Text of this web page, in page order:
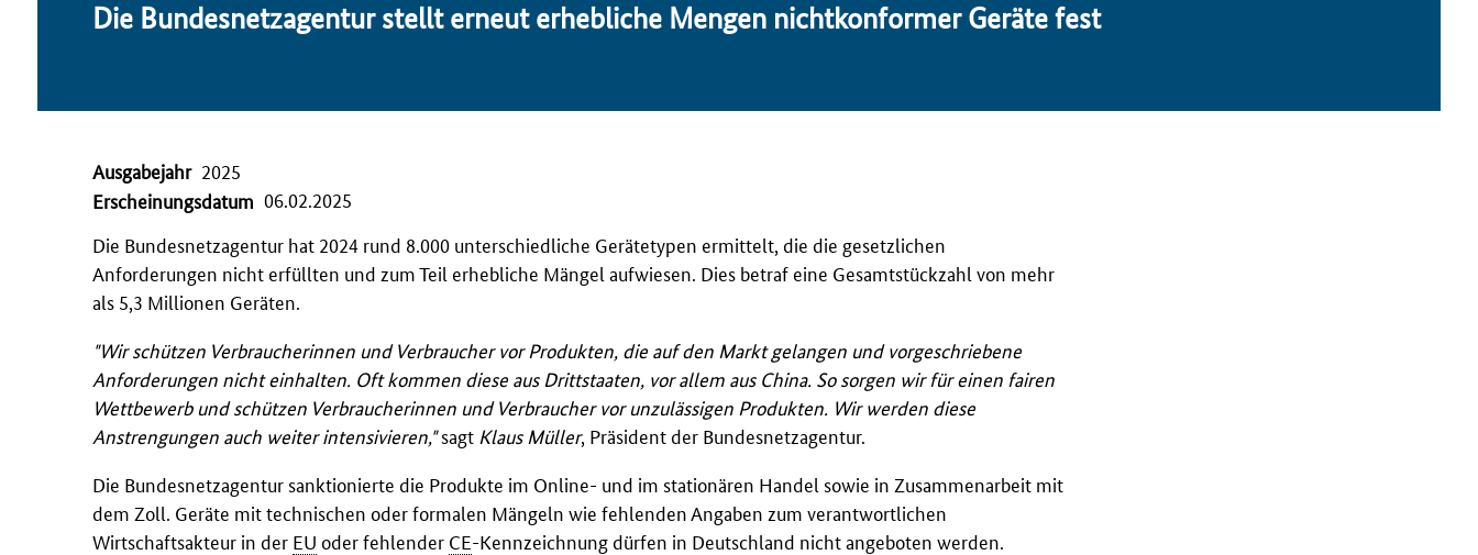
Die Bundesnetzagentur stellt er­neut er­heb­li­che Men­gen nicht­kon­for­mer Geräte fest
Ausgabejahr 2025
Erscheinungsdatum 06.02.2025
Die Bundesnetzagentur hat 2024 rund 8.000 unterschiedliche Gerätetypen ermittelt, die die gesetzlichen
Anforderungen nicht erfüllten und zum Teil erhebliche Mängel aufwiesen. Dies betraf eine Gesamtstückzahl von mehr
als 5,3 Millionen Geräten.
"Wir schützen Verbraucherinnen und Verbraucher vor Produkten, die auf den Markt gelangen und vorgeschriebene
Anforderungen nicht einhalten. Oft kommen diese aus Drittstaaten, vor allem aus China. So sorgen wir für einen fairen
Wettbewerb und schützen Verbraucherinnen und Verbraucher vor unzulässigen Produkten. Wir werden diese
Anstrengungen auch weiter intensivieren,"sagt Klaus Müller, Präsident der Bundesnetzagentur.
Die Bundesnetzagentur sanktionierte die Produkte im Online- und im stationären Handel sowie in Zusammenarbeit mit
dem Zoll. Geräte mit technischen oder formalen Mängeln wie fehlenden Angaben zum verantwortlichen
Wirtschaftsakteur in der EU oder fehlender CE-Kennzeichnung dürfen in Deutschland nicht angeboten werden.